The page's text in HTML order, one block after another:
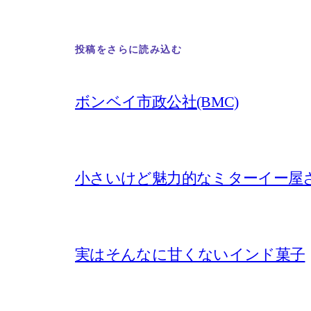
投稿をさらに読み込む
ボンベイ市政公社(BMC)
小さいけど魅力的なミターイー屋
実はそんなに甘くないインド菓子